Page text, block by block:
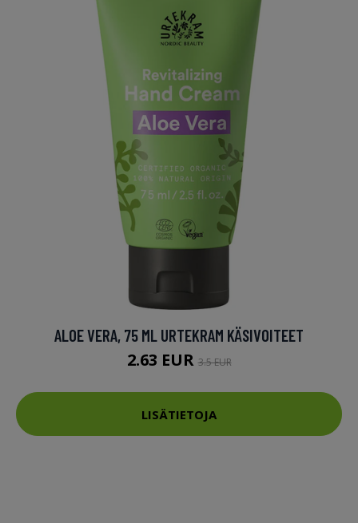
ALOE VERA, 75 ML URTEKRAM KÄSIVOITEET
2.63 EUR3.5 EUR
LISÄTIETOJA